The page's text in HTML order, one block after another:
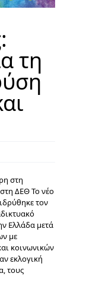
τη
στη
ΔΕΘ Το νέο
τον
Ελλάδα μετά
με
κοινωνικών
εκλογική
τους